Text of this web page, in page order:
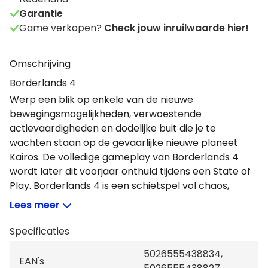
Garantie
Game verkopen? Check jouw inruilwaarde hier!
Omschrijving
Borderlands 4
Werp een blik op enkele van de nieuwe
bewegingsmogelijkheden, verwoestende
actievaardigheden en dodelijke buit die je te
wachten staan op de gevaarlijke nieuwe planeet
Kairos. De volledige gameplay van Borderlands 4
wordt later dit voorjaar onthuld tijdens een State of
Play. Borderlands 4 is een schietspel vol chaos,
boordevol miljarden wapens, waanzinnige vijanden
verborgen planeet Kairos als een van de vier nieuwe
Bevrijd je van de onderdrukkende Timekeeper, een
Lees meer
Specificaties
EAN's
5026555438834,